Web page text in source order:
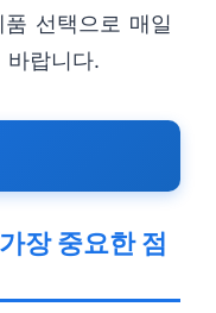
선택으로 매일
랍니다.
장 중요한 점